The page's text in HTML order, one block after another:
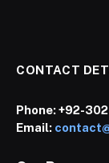
CONTACT
Phone:+92-
Email: